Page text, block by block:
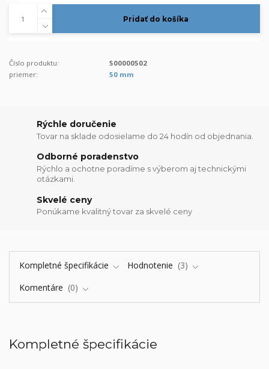
Pridať do košíka
Číslo produktu:
500000502
priemer:
50 mm
Rýchle doručenie
Tovar na sklade odosielame do 24 hodín od objednania.
Odborné poradenstvo
Rýchlo a ochotne poradíme s výberom aj technickými
otázkami.
Skvelé ceny
Ponúkame kvalitný tovar za skvelé ceny
Kompletné špecifikácie Hodnotenie
3
Komentáre
0
Kompletné špecifikácie